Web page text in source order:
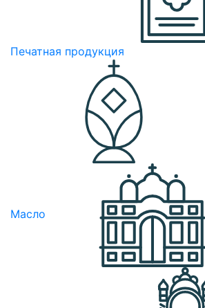
Печатная продукция
Масло